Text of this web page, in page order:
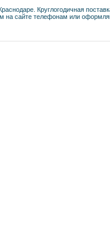
Круглогодичная
на сайте телефонам или